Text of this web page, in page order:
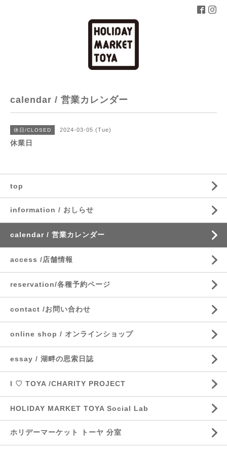
calendar / 営業カレンダー
休日/CLOSED 2024-03-05 (Tue)
休業日
top
information / おしらせ
calendar / 営業カレンダー
access /店舗情報
reservation/各種予約ページ
contact /お問い合わせ
online shop / オンラインショップ
essay / 湖畔の思索日誌
I ♡ TOYA /CHARITY PROJECT
HOLIDAY MARKET TOYA Social Lab
ホリデーマーケット トーヤ 分室